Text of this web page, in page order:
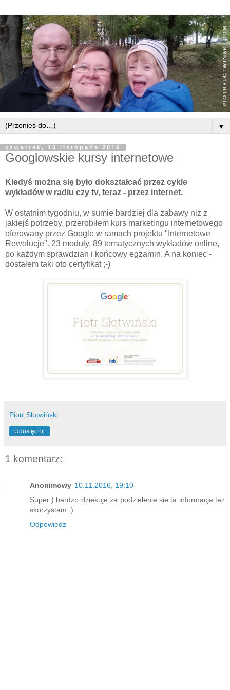
▼
czwartek, 10 listopada 2016
Googlowskie kursy internetowe
Kiedyś można się było dokształcać przez cykle
wykładów w radiu czy tv, teraz - przez internet.
W ostatnim tygodniu, w sumie bardziej dla zabawy niż z
jakiejś potrzeby, przerobiłem kurs marketingu internetowego
oferowany przez Google w ramach projektu "Internetowe
Rewolucje". 23 moduły, 89 tematycznych wykładów online,
po każdym sprawdzian i końcowy egzamin. A na koniec -
dostałem taki oto certyfikat ;-)
Piotr Słotwiński
Udostępnij
1 komentarz:
Anonimowy 10.11.2016, 19:10
Super:) bardzo dziekuje za podzielenie sie ta informacja tez
skorzystam :)
Odpowiedz